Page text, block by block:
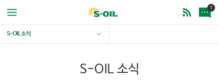
1
S-OIL 소식
S-OIL 소식